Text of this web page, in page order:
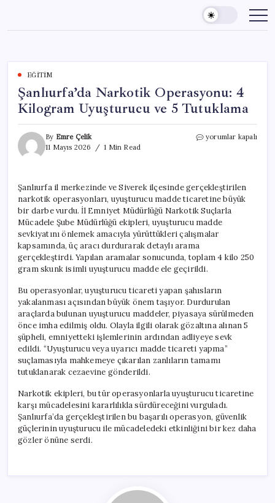
content
EĞITIM
Şanlıurfa’da Narkotik Operasyonu: 4
Kilogram Uyuşturucu ve 5 Tutuklama
By Emre Çelik
11 Mayıs 2026
1 Min Read
Şanlıurfa’da
Uyuşturucu
ve
5
Tutuklama
için
yorumlar kapalı
Şanlıurfa il merkezinde ve Siverek ilçesinde gerçekleştirilen
narkotik operasyonları, uyuşturucu madde ticaretine büyük
bir darbe vurdu. İl Emniyet Müdürlüğü Narkotik Suçlarla
Mücadele Şube Müdürlüğü ekipleri, uyuşturucu madde
sevkiyatını önlemek amacıyla yürüttükleri çalışmalar
kapsamında, üç aracı durdurarak detaylı arama
gerçekleştirdi. Yapılan aramalar sonucunda, toplam 4 kilo 250
gram skunk isimli uyuşturucu madde ele geçirildi.
Bu operasyonlar, uyuşturucu ticareti yapan şahısların
yakalanması açısından büyük önem taşıyor. Durdurulan
araçlarda bulunan uyuşturucu maddeler, piyasaya sürülmeden
önce imha edilmiş oldu. Olayla ilgili olarak gözaltına alınan 5
şüpheli, emniyetteki işlemlerinin ardından adliyeye sevk
edildi. “Uyuşturucu veya uyarıcı madde ticareti yapma”
suçlamasıyla mahkemeye çıkarılan zanlıların tamamı
tutuklanarak cezaevine gönderildi.
Narkotik ekipleri, bu tür operasyonlarla uyuşturucu ticaretine
karşı mücadelesini kararlılıkla sürdüreceğini vurguladı.
Şanlıurfa’da gerçekleştirilen bu başarılı operasyon, güvenlik
güçlerinin uyuşturucu ile mücadeledeki etkinliğini bir kez daha
gözler önüne serdi.